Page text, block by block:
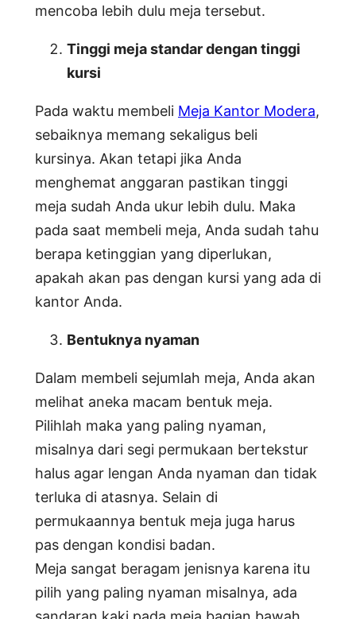
mencoba lebih dulu meja tersebut.
Tinggi meja standar dengan tinggi
kursi
Pada waktu membeli Meja Kantor Modera,
sebaiknya memang sekaligus beli
kursinya. Akan tetapi jika Anda
menghemat anggaran pastikan tinggi
meja sudah Anda ukur lebih dulu. Maka
pada saat membeli meja, Anda sudah tahu
berapa ketinggian yang diperlukan,
apakah akan pas dengan kursi yang ada di
kantor Anda.
Bentuknya nyaman
Dalam membeli sejumlah meja, Anda akan
melihat aneka macam bentuk meja.
Pilihlah maka yang paling nyaman,
misalnya dari segi permukaan bertekstur
halus agar lengan Anda nyaman dan tidak
terluka di atasnya. Selain di
permukaannya bentuk meja juga harus
pas dengan kondisi badan.
Meja sangat beragam jenisnya karena itu
pilih yang paling nyaman misalnya, ada